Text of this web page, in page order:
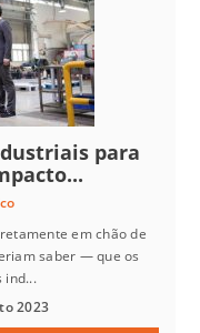
para
em chão de
saber — que os
ind...
2023